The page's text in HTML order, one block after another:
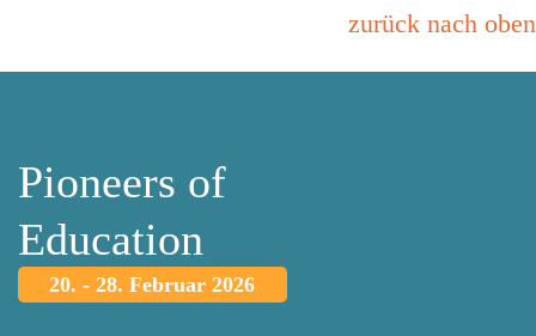
zurück nach oben
Pioneers of
Education
20. - 28. Februar 2026